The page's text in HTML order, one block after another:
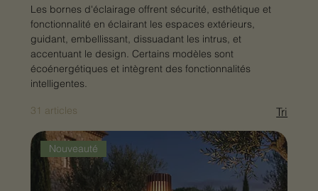
Les bornes d'éclairage offrent sécurité, esthétique et
fonctionnalité en éclairant les espaces extérieurs,
guidant, embellissant, dissuadant les intrus, et
accentuant le design. Certains modèles sont
écoénergétiques et intègrent des fonctionnalités
intelligentes.
31 articles Tri
Nouveauté